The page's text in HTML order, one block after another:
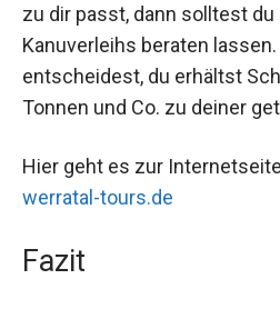
zu dir passt, dann solltest
Kanuverleihs beraten
entscheidest, du erhältst
Tonnen und Co. zu deiner
Hier geht es zur
werratal-tours.de
Fazit